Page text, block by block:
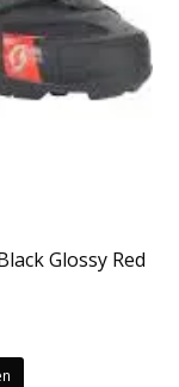
Glossy Red